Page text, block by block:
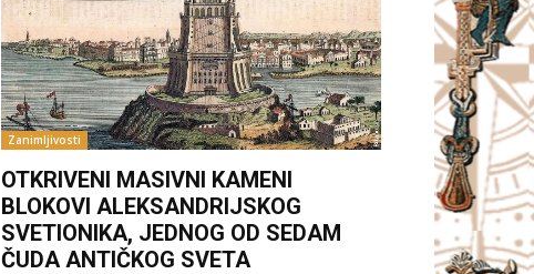
Zanimljivosti
OTKRIVENI MASIVNI KAMENI
BLOKOVI ALEKSANDRIJSKOG
SVETIONIKA, JEDNOG OD SEDAM
ČUDA ANTIČKOG SVETA